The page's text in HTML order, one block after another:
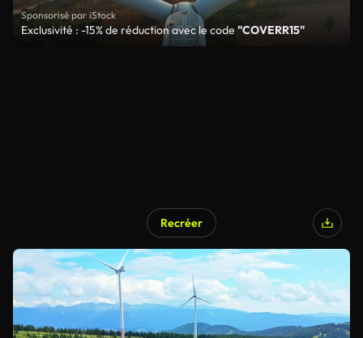
Sponsorisé par iStock
Exclusivité : -15% de réduction avec le code "COVERR15"
Recréer